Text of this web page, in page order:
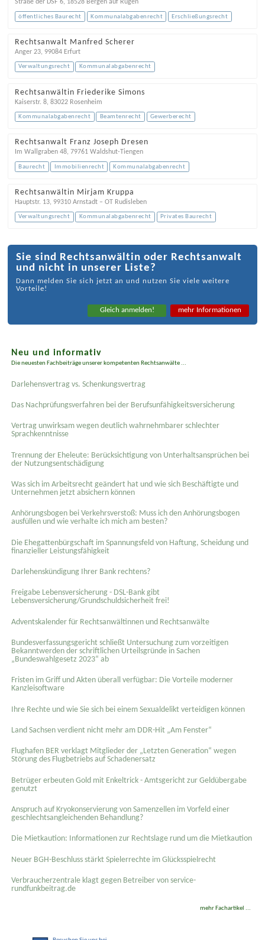
Straße der DSF 6, 18528 Bergen auf Rügen
öffentliches Baurecht Kommunalabgabenrecht Erschließungsrecht
Rechtsanwalt Manfred Scherer
Anger 23, 99084 Erfurt
Verwaltungsrecht Kommunalabgabenrecht
Rechtsanwältin Friederike Simons
Kaiserstr. 8, 83022 Rosenheim
Kommunalabgabenrecht Beamtenrecht Gewerberecht
Rechtsanwalt Franz Joseph Dresen
Im Wallgraben 48, 79761 Waldshut-Tiengen
Baurecht Immobilienrecht Kommunalabgabenrecht
Rechtsanwältin Mirjam Kruppa
Hauptstr. 13, 99310 Arnstadt – OT Rudisleben
Verwaltungsrecht Kommunalabgabenrecht Privates Baurecht
Sie sind Rechtsanwältin oder Rechtsanwalt
und nicht in unserer Liste?
Dann melden Sie sich jetzt an und nutzen Sie viele weitere
Vorteile!
Gleich anmelden! mehr Informationen
Neu und informativ
Die neuesten Fachbeiträge unserer kompetenten Rechtsanwälte ...
Darlehensvertrag vs. Schenkungsvertrag
Das Nachprüfungsverfahren bei der Berufsunfähigkeitsversicherung
Vertrag unwirksam wegen deutlich wahrnehmbarer schlechter
Sprachkenntnisse
Trennung der Eheleute: Berücksichtigung von Unterhaltsansprüchen bei
der Nutzungsentschädigung
Was sich im Arbeitsrecht geändert hat und wie sich Beschäftigte und
Unternehmen jetzt absichern können
Anhörungsbogen bei Verkehrsverstoß: Muss ich den Anhörungsbogen
ausfüllen und wie verhalte ich mich am besten?
Die Ehegattenbürgschaft im Spannungsfeld von Haftung, Scheidung und
finanzieller Leistungsfähigkeit
Darlehenskündigung Ihrer Bank rechtens?
Freigabe Lebensversicherung - DSL-Bank gibt
Lebensversicherung/Grundschuldsicherheit frei!
Adventskalender für Rechtsanwältinnen und Rechtsanwälte
Bundesverfassungsgericht schließt Untersuchung zum vorzeitigen
Bekanntwerden der schriftlichen Urteilsgründe in Sachen
„Bundeswahlgesetz 2023“ ab
Fristen im Griff und Akten überall verfügbar: Die Vorteile moderner
Kanzleisoftware
Ihre Rechte und wie Sie sich bei einem Sexual­delikt verteidigen können
Land Sachsen verdient nicht mehr am DDR-Hit „Am Fenster“
Flughafen BER verklagt Mitglieder der „Letzten Generation“ wegen
Störung des Flugbetriebs auf Schadenersatz
Betrüger erbeuten Gold mit Enkeltrick - Amtsgericht zur Geldübergabe
genutzt
Anspruch auf Kryokonservierung von Samenzellen im Vorfeld einer
geschlechtsangleichenden Behandlung?
Die Mietkaution: Informationen zur Rechtslage rund um die Mietkaution
Neuer BGH-Beschluss stärkt Spielerrechte im Glücksspielrecht
Verbraucherzentrale klagt gegen Betreiber von service-
rundfunkbeitrag.de
mehr Fachartikel ...